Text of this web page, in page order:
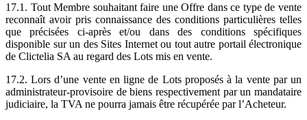
17.1. Tout Membre souhaitant faire une Offre dans ce type de vente
reconnaît avoir pris connaissance des conditions particulières telles
que précisées ci-après et/ou dans des conditions spécifiques
disponible sur un des Sites Internet ou tout autre portail électronique
de Clictelia SA au regard des Lots mis en vente.
17.2. Lors d’une vente en ligne de Lots proposés à la vente par un
administrateur-provisoire de biens respectivement par un mandataire
judiciaire, la TVA ne pourra jamais être récupérée par l’Acheteur.